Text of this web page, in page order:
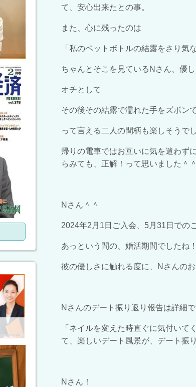
て、安心出来たとの事。
また、心に残ったのは
「私のペットボトルの結露をさり気
ちゃんとそこを見ているNさん、優
オチとして
その後その結露で濡れた手をズボン
って言える二人の間柄も楽しそうで
帰りの電車ではお互いに気を遣わず
らみても、正解！って思いました＾＾
Nさん＾＾
2024年2月1日ご入会、5月31日での
あっという間の、婚活期間でしたね！
彼の優しさに触れる度に、Nさんの
Nさんのデート振り返り報告は詳細
「ネイルを変えた時直ぐに気付い
て、楽しいデート風景が、デート振
Nさん！